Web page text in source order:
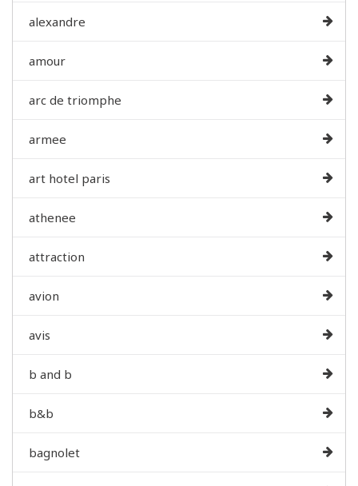
alexandre
amour
arc de triomphe
armee
art hotel paris
athenee
attraction
avion
avis
b and b
b&b
bagnolet